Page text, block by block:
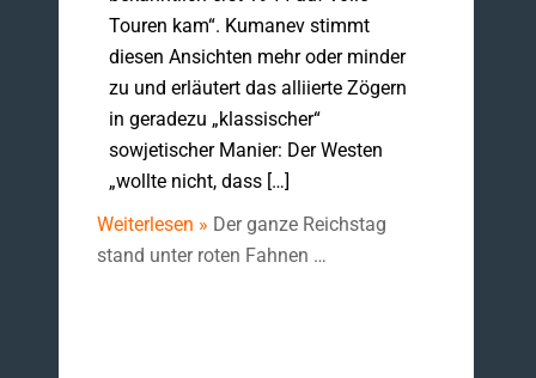
Touren kam“. Kumanev stimmt
diesen Ansichten mehr oder minder
zu und erläutert das alliierte Zögern
in geradezu „klassischer“
sowjetischer Manier: Der Westen
„wollte nicht, dass […]
Weiterlesen » Der ganze Reichstag
stand unter roten Fahnen …